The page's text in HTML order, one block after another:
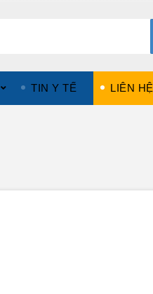
TIN Y TẾ LIÊN HỆ